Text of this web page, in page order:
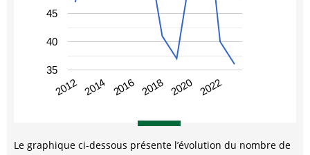
2012 2014 2016 2018 2020 2022
35
40
45
Le graphique ci-dessous présente l’évolution du nombre de